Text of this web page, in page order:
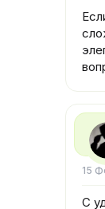
15
С